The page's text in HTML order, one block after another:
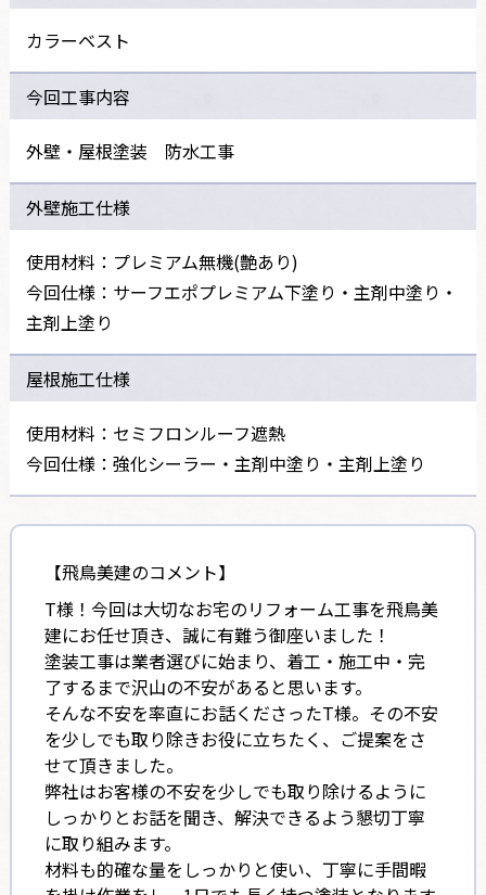
カラーベスト
今回工事内容
外壁・屋根塗装 防水工事
外壁施工仕様
使用材料：プレミアム無機(艶あり)
今回仕様：サーフエポプレミアム下塗り・主剤中塗り・
主剤上塗り
屋根施工仕様
使用材料：セミフロンルーフ遮熱
今回仕様：強化シーラー・主剤中塗り・主剤上塗り
【飛鳥美建のコメント】
T様！今回は大切なお宅のリフォーム工事を飛鳥美
建にお任せ頂き、誠に有難う御座いました！
塗装工事は業者選びに始まり、着工・施工中・完
了するまで沢山の不安があると思います。
そんな不安を率直にお話くださったT様。その不安
を少しでも取り除きお役に立ちたく、ご提案をさ
せて頂きました。
弊社はお客様の不安を少しでも取り除けるように
しっかりとお話を聞き、解決できるよう懇切丁寧
に取り組みます。
材料も的確な量をしっかりと使い、丁寧に手間暇